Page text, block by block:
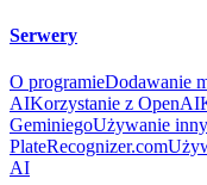
Serwery
O programieDodawanie
AIKorzystanie z OpenAI
GeminiegoUżywanie
PlateRecognizer.com
AI